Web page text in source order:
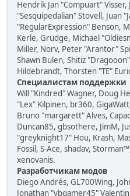
Hendrik Jan "Compuart" Visser,
"Sesquipedalian" Stovell, Juan
"RegularExpression" Benson,
Kerle, Grudge, Michael
Miller, Norv, Peter "Arantor"
Shawn Bulen, Shitiz
Hildebrandt, Thorsten "TE"
Специалистам поддержки
Will "Kindred" Wagner, Doug
"Lex" Kilpinen, br360,
Bruno "margarett" Alves,
Duncan85, gbsothere, JimM,
"greyknight17" Hou, Krash,
Fossil, S-Ace, shadav,
xenovanis.
Разработчикам модов
Diego Andrés, GL700Wing,
Jonathan "vbgamer45"